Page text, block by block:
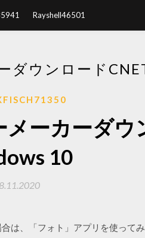
Rayshell46501
ダウンロード
ーカーダウ
10
、「フォト」アプリを使って